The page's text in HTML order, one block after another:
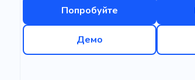
Попробуйте
Демо